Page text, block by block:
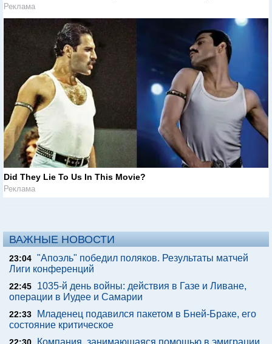
Реклама
Did They Lie To Us In This Movie?
Реклама
ВАЖНЫЕ НОВОСТИ
23:04 "Апоэль" победил поляков. Результаты матчей
Лиги конференций
22:45
1035-й день войны: действия в Газе и Ливане,
операции в Иудее и Самарии
22:33
Младенец подавился пакетом в Бней-Браке, его
состояние критическое